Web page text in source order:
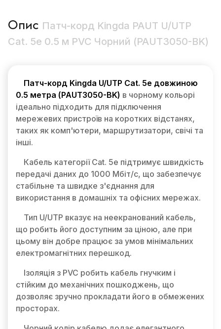
Опис Патч-корд Kingda PAUT U/UTP
Cat. 5e 0.5 м PVC Чорний (PAUT3050-BK)
Патч-корд Kingda U/UTP Cat. 5e довжиною
0.5 метра (PAUT3050-BK) в чорному кольорі
ідеально підходить для підключення
мережевих пристроїв на коротких відстанях,
таких як комп'ютери, маршрутизатори, свічі та
інші.
Кабель категорії Cat. 5e підтримує швидкість
передачі даних до 1000 Мбіт/с, що забезпечує
стабільне та швидке з'єднання для
використання в домашніх та офісних мережах.
Тип U/UTP вказує на неекранований кабель,
що робить його доступним за ціною, але при
цьому він добре працює за умов мінімальних
електромагнітних перешкод.
Ізоляція з PVC робить кабель гнучким і
стійким до механічних пошкоджень, що
дозволяє зручно прокладати його в обмежених
просторах.